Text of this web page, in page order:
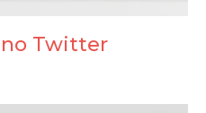
no Twitter